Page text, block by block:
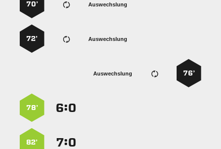
Auswechslung
70’
Auswechslung
72’
76’
Auswechslung
:
78’
:
82’